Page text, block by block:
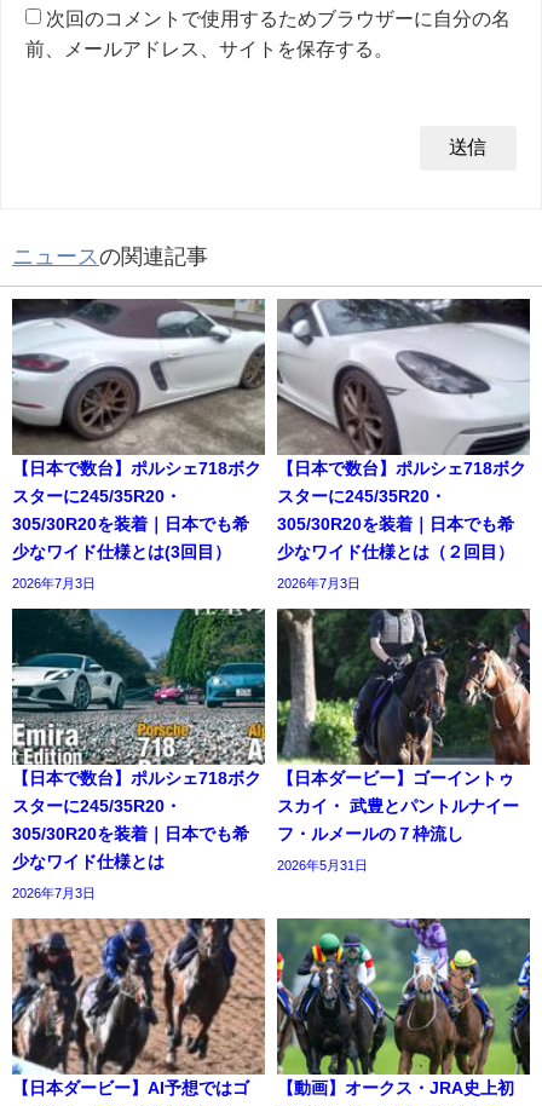
次回のコメントで使用するためブラウザーに自分の名
前、メールアドレス、サイトを保存する。
ニュースの関連記事
【日本で数台】ポルシェ718ボク
スターに245/35R20・
305/30R20を装着｜日本でも希
少なワイド仕様とは(3回目）
2026年7月3日
【日本で数台】ポルシェ718ボク
スターに245/35R20・
305/30R20を装着｜日本でも希
少なワイド仕様とは（２回目）
2026年7月3日
【日本で数台】ポルシェ718ボク
スターに245/35R20・
305/30R20を装着｜日本でも希
少なワイド仕様とは
2026年7月3日
【日本ダービー】ゴーイントゥ
スカイ・ 武豊とパントルナイー
フ・ルメールの７枠流し
2026年5月31日
【日本ダービー】AI予想ではゴ
【動画】オークス・JRA史上初